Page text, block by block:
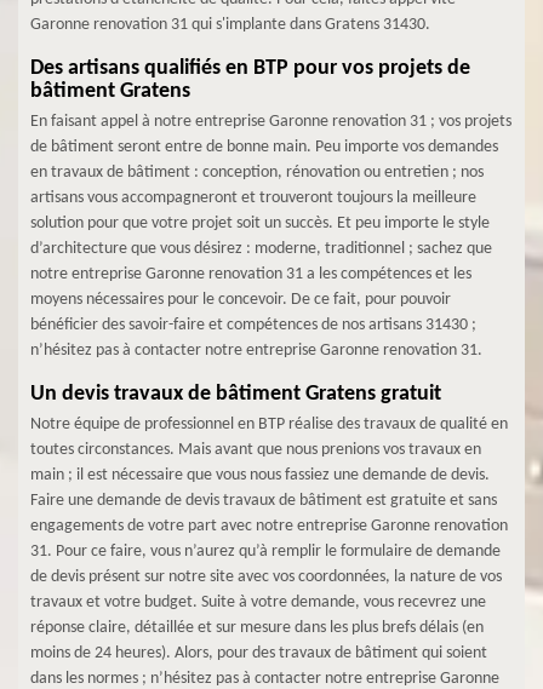
Garonne renovation 31 qui s'implante dans Gratens 31430.
Des artisans qualifiés en BTP pour vos projets de
bâtiment Gratens
En faisant appel à notre entreprise Garonne renovation 31 ; vos projets
de bâtiment seront entre de bonne main. Peu importe vos demandes
en travaux de bâtiment : conception, rénovation ou entretien ; nos
artisans vous accompagneront et trouveront toujours la meilleure
solution pour que votre projet soit un succès. Et peu importe le style
d’architecture que vous désirez : moderne, traditionnel ; sachez que
notre entreprise Garonne renovation 31 a les compétences et les
moyens nécessaires pour le concevoir. De ce fait, pour pouvoir
bénéficier des savoir-faire et compétences de nos artisans 31430 ;
n’hésitez pas à contacter notre entreprise Garonne renovation 31.
Un devis travaux de bâtiment Gratens gratuit
Notre équipe de professionnel en BTP réalise des travaux de qualité en
toutes circonstances. Mais avant que nous prenions vos travaux en
main ; il est nécessaire que vous nous fassiez une demande de devis.
Faire une demande de devis travaux de bâtiment est gratuite et sans
engagements de votre part avec notre entreprise Garonne renovation
31. Pour ce faire, vous n’aurez qu’à remplir le formulaire de demande
de devis présent sur notre site avec vos coordonnées, la nature de vos
travaux et votre budget. Suite à votre demande, vous recevrez une
réponse claire, détaillée et sur mesure dans les plus brefs délais (en
moins de 24 heures). Alors, pour des travaux de bâtiment qui soient
dans les normes ; n’hésitez pas à contacter notre entreprise Garonne